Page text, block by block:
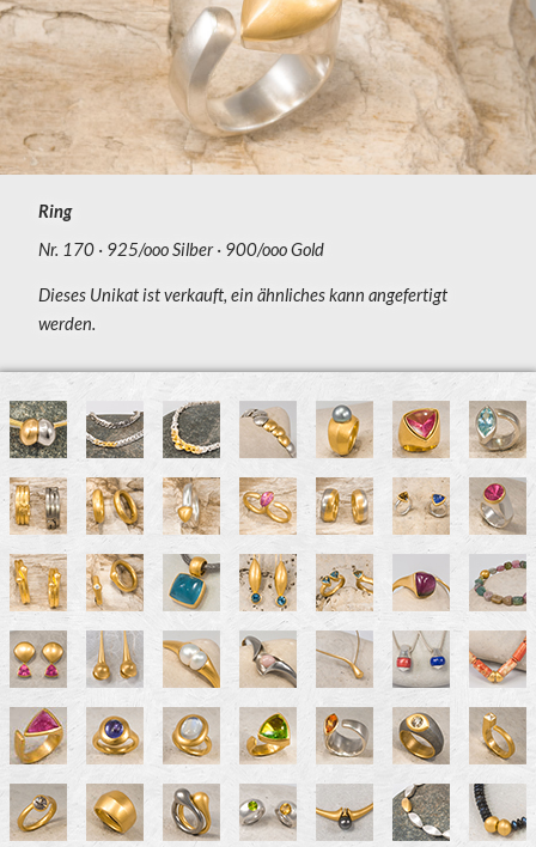
Ring
Nr. 170
925/ooo Silber 900/ooo Gold
Dieses Unikat ist verkauft, ein ähnliches kann angefertigt
werden.